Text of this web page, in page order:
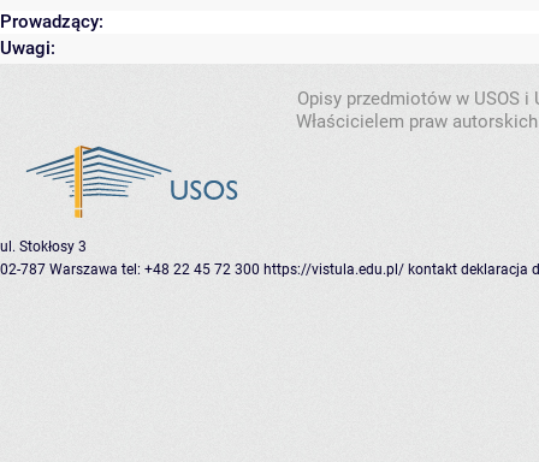
Prowadzący:
Uwagi:
Opisy przedmiotów w USOS
Właścicielem praw
ul. Stokłosy 3
02-787 Warszawa tel: +48 22 45 72 300 https://vistula.edu.pl/ kontakt deklaracja